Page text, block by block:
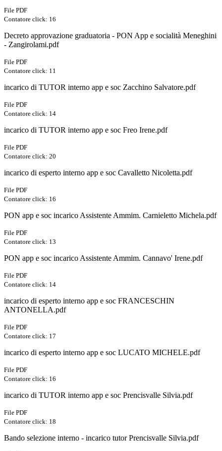
File PDF
Contatore click: 16
Decreto approvazione graduatoria - PON App e socialità Meneghini
- Zangirolami.pdf
File PDF
Contatore click: 11
incarico di TUTOR interno app e soc Zacchino Salvatore.pdf
File PDF
Contatore click: 14
incarico di TUTOR interno app e soc Freo Irene.pdf
File PDF
Contatore click: 20
incarico di esperto interno app e soc Cavalletto Nicoletta.pdf
File PDF
Contatore click: 16
PON app e soc incarico Assistente Ammim. Carnieletto Michela.pdf
File PDF
Contatore click: 13
PON app e soc incarico Assistente Ammim. Cannavo' Irene.pdf
File PDF
Contatore click: 14
incarico di esperto interno app e soc FRANCESCHIN
ANTONELLA.pdf
File PDF
Contatore click: 17
incarico di esperto interno app e soc LUCATO MICHELE.pdf
File PDF
Contatore click: 16
incarico di TUTOR interno app e soc Prencisvalle Silvia.pdf
File PDF
Contatore click: 18
Bando selezione interno - incarico tutor Prencisvalle Silvia.pdf